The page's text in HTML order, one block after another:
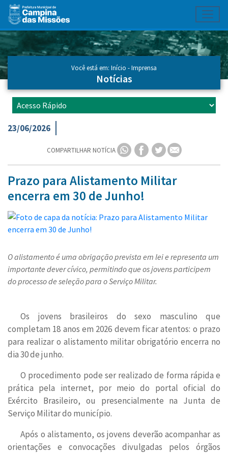
Ir para conteúdo principal
Conteúdo Principal
Você está em: Início -Imprensa
Notícias
23/06/2026
COMPARTILHAR NOTÍCIA
Prazo para Alistamento Militar
encerra em 30 de Junho!
O alistamento é uma obrigação prevista em lei e representa um
importante dever cívico, permitindo que os jovens participem
do processo de seleção para o Serviço Militar.
Os jovens brasileiros do sexo masculino que
completam 18 anos em 2026 devem ficar atentos: o prazo
para realizar o alistamento militar obrigatório encerra no
dia 30 de junho.
O procedimento pode ser realizado de forma rápida e
prática pela internet, por meio do portal oficial do
Exército Brasileiro, ou presencialmente na Junta de
Serviço Militar do município.
Após o alistamento, os jovens deverão acompanhar as
orientações e convocações divulgadas pelos órgãos